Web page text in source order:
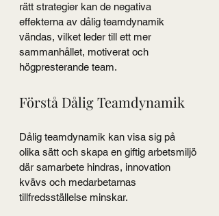
rätt strategier kan de negativa
effekterna av dålig teamdynamik
vändas, vilket leder till ett mer
sammanhållet, motiverat och
högpresterande team.
Förstå Dålig Teamdynamik
Dålig teamdynamik kan visa sig på
olika sätt och skapa en giftig arbetsmiljö
där samarbete hindras, innovation
kvävs och medarbetarnas
tillfredsställelse minskar.